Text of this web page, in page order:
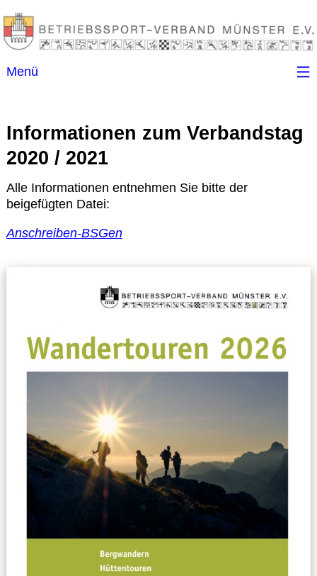
Menü
Kontakt
Ansprechpartner
(B)SGen
Anschriftenverzeichnis
Datenschutzerklärung
Spielpläne / Ergebnisse / Tabellen
Betriebssport
übergeordnete Verbände
Informationen zum Verbandstag
2020 / 2021
Alle Informationen entnehmen Sie bitte der
beigefügten Datei:
Anschreiben-BSGen